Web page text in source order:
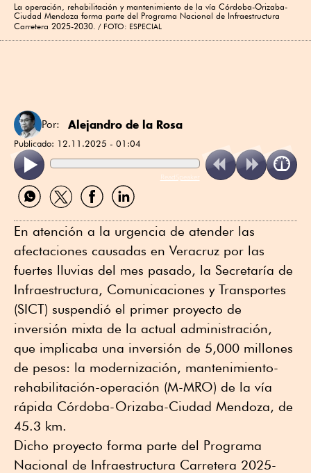
La operación, rehabilitación y mantenimiento de la vía Córdoba-Orizaba-
Ciudad Mendoza forma parte del Programa Nacional de Infraestructura
Carretera 2025-2030.
FOTO: ESPECIAL
Por: Alejandro de la Rosa
Publicado: 12.11.2025 - 01:04
ReadSpeaker
Compartir
por
Compartir
por
Compartir
por
Compartir
por
En atención a la urgencia de atender las
afectaciones causadas en Veracruz por las
fuertes lluvias del mes pasado, la Secretaría de
Infraestructura, Comunicaciones y Transportes
(SICT) suspendió el primer proyecto de
inversión mixta de la actual administración,
que implicaba una inversión de 5,000 millones
de pesos: la modernización, mantenimiento-
rehabilitación-operación (M-MRO) de la vía
rápida Córdoba-Orizaba-Ciudad Mendoza, de
45.3 km.
Dicho proyecto forma parte del Programa
Nacional de Infraestructura Carretera 2025-